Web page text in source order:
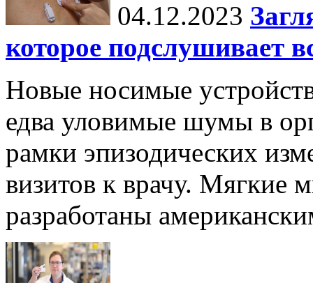
04.12.2023
которое подслушивает
Новые носимые
едва уловимые шумы в
рамки эпизодических
визитов к врачу. Мягкие
разработаны